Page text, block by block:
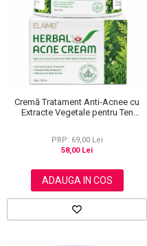
Cremă Tratament Anti-Acnee cu
Extracte Vegetale pentru Ten
PRP: 69,00 Lei
58,00 Lei
ADAUGA IN COS